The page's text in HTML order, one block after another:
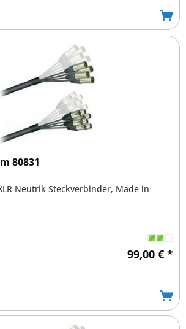
80831
Neutrik Steckverbinder, Made in
99,00 € *